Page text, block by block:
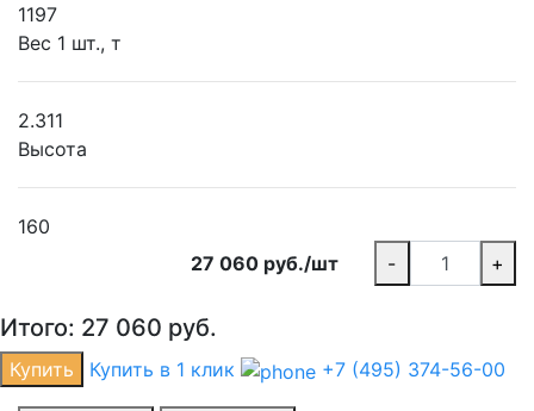
1197
Вес 1 шт., т
2.311
Высота
160
27 060 руб./шт
- +
Итого: 27 060 руб.
Купить Купить в 1 клик +7 (495) 374-56-00